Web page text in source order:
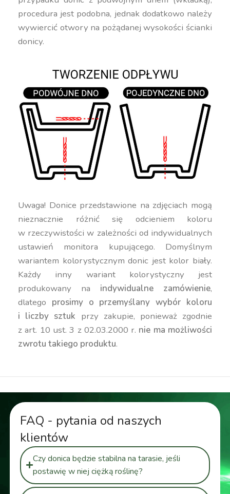
procedura jest podobna, jednak dodatkowo należy
wywiercić otwory na pożądanej wysokości ścianki
donicy.
Uwaga! Donice przedstawione na zdjęciach mogą
nieznacznie różnić się odcieniem koloru
w rzeczywistości w zależności od indywidualnych
ustawień monitora kupującego. Domyślnym
wariantem kolorystycznym donic jest kolor biały.
Każdy inny wariant kolorystyczny jest
produkowany na indywidualne zamówienie,
dlatego prosimy o przemyślany wybór koloru
i liczby sztuk przy zakupie, ponieważ zgodnie
z art. 10 ust. 3 z 02.03.2000 r. nie ma możliwości
zwrotu takiego produktu.
FAQ - pytania od naszych
klientów
Czy donica będzie stabilna na tarasie, jeśli
postawię w niej ciężką roślinę?